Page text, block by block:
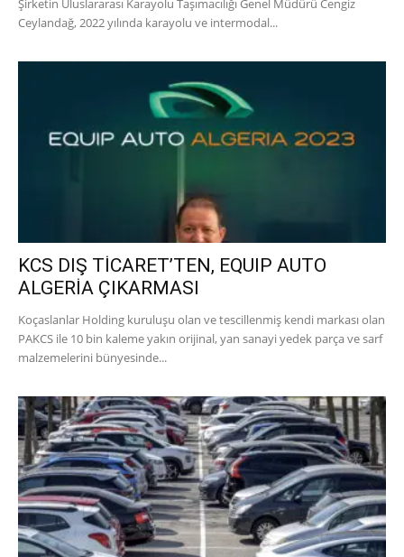
Şirketin Uluslararası Karayolu Taşımacılığı Genel Müdürü Cengiz
Ceylandağ, 2022 yılında karayolu ve intermodal...
KCS DIŞ TİCARET’TEN, EQUIP AUTO
ALGERİA ÇIKARMASI
Koçaslanlar Holding kuruluşu olan ve tescillenmiş kendi markası olan
PAKCS ile 10 bin kaleme yakın orijinal, yan sanayi yedek parça ve sarf
malzemelerini bünyesinde...